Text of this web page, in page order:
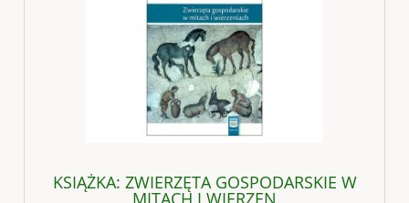
KSIĄŻKA: ZWIERZĘTA GOSPODARSKIE W
MITACH I WIERZEN